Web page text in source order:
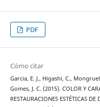
PDF
Cómo citar
Garcia, E. J., Higashi, C.,
Gomes, J. C. (2015). COLOR Y
RESTAURACIONES ESTÉTICAS